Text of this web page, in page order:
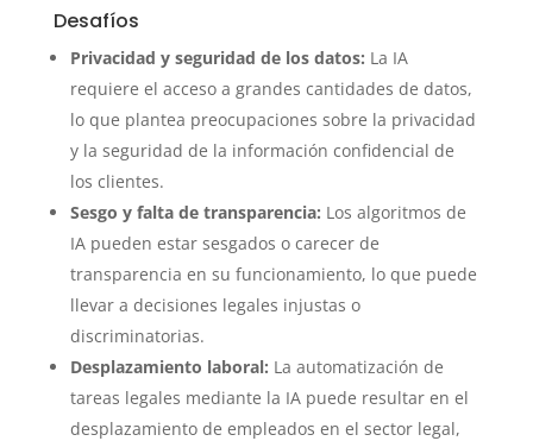
Desafíos
Privacidad y seguridad de los datos: La IA
requiere el acceso a grandes cantidades de datos,
lo que plantea preocupaciones sobre la privacidad
y la seguridad de la información confidencial de
los clientes.
Sesgo y falta de transparencia: Los algoritmos de
IA pueden estar sesgados o carecer de
transparencia en su funcionamiento, lo que puede
llevar a decisiones legales injustas o
discriminatorias.
Desplazamiento laboral: La automatización de
tareas legales mediante la IA puede resultar en el
desplazamiento de empleados en el sector legal,